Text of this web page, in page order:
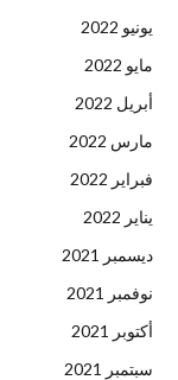
يونيو 2022
مايو 2022
أبريل 2022
مارس 2022
فبراير 2022
يناير 2022
ديسمبر 2021
نوفمبر 2021
أكتوبر 2021
سبتمبر 2021